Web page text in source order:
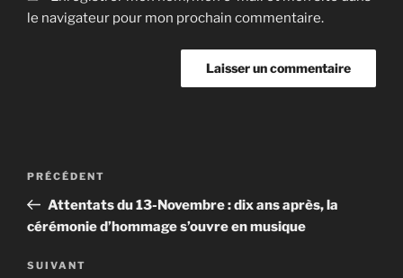
le navigateur pour mon prochain commentaire.
Navigation
l’article
Article
précédent
PRÉCÉDENT
Attentats du 13-Novembre : dix ans après, la
cérémonie d’hommage s’ouvre en musique
Article
SUIVANT